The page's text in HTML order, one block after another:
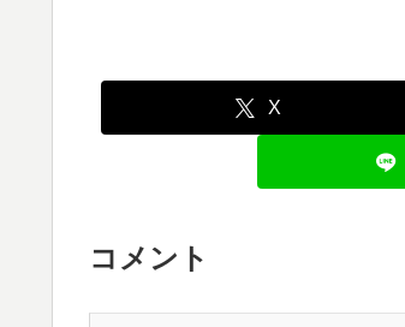
X
コメント